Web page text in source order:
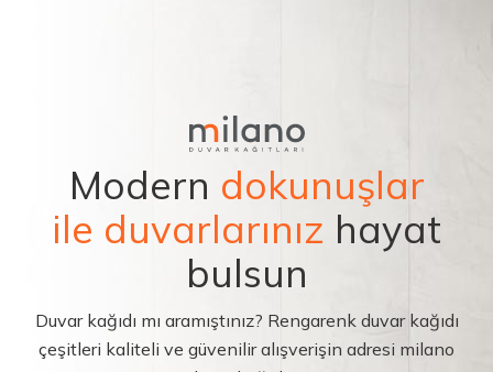
Modern dokunuşlar
ile duvarlarınız hayat
bulsun
Duvar kağıdı mı aramıştınız? Rengarenk duvar kağıdı
çeşitleri kaliteli ve güvenilir alışverişin adresi milano